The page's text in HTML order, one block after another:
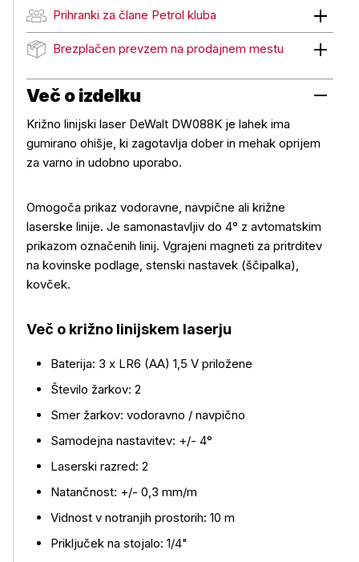
Prihranki za člane Petrol kluba
Prihranki za člane Petrol kluba
Brezplačen prevzem na prodajnem mestu
Brezplačen prevzem na prodajnem mestu
Več o izdelku
Več o izdelku
Križno linijski laser DeWalt DW088K je lahek ima
gumirano ohišje, ki zagotavlja dober in mehak oprijem
za varno in udobno uporabo.
Omogoča prikaz vodoravne, navpične ali križne
laserske linije. Je samonastavljiv do 4° z avtomatskim
prikazom označenih linij. Vgrajeni magneti za pritrditev
na kovinske podlage, stenski nastavek (ščipalka),
kovček.
Več o križno linijskem laserju
Baterija: 3 x LR6 (AA) 1,5 V priložene
Število žarkov: 2
Smer žarkov: vodoravno / navpično
Samodejna nastavitev: +/- 4°
Laserski razred: 2
Natančnost: +/- 0,3 mm/m
Vidnost v notranjih prostorih: 10 m
Priključek na stojalo: 1/4"